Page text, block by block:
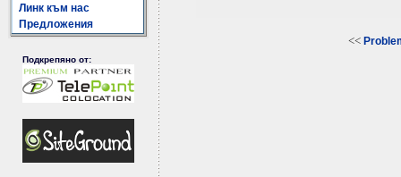
Линк към нас
Предложения
Подкрепяно от:
<<